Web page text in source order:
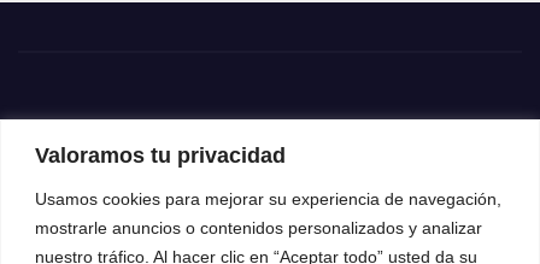
Valoramos tu privacidad
Usamos cookies para mejorar su experiencia de navegación,
mostrarle anuncios o contenidos personalizados y analizar
nuestro tráfico. Al hacer clic en “Aceptar todo” usted da su